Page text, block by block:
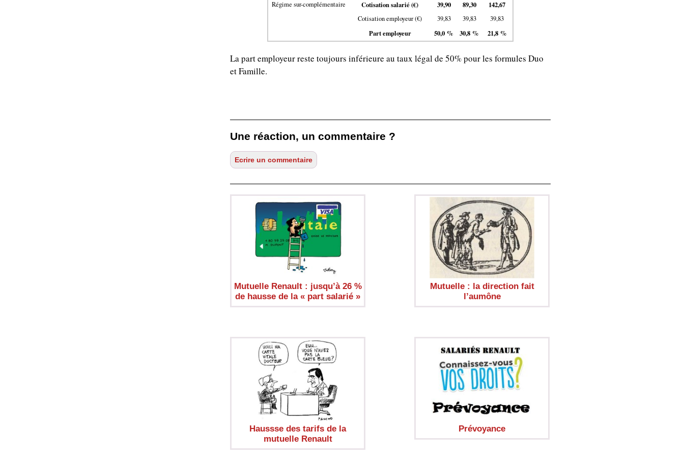
Régime sur-complémentaire Cotisation salarié (€) 39,90 89,30 142,67
Cotisation employeur (€) 39,83 39,83 39,83
Part employeur 50,0 % 30,8 % 21,8 %
La part employeur reste toujours inférieure au taux légal de 50% pour les formules Duo
et Famille.
Une réaction, un commentaire ?
Mutuelle Renault : jusqu’à 26 %
de hausse de la « part salarié »
Mutuelle : la direction fait
l’aumône
Haussse des tarifs de la
mutuelle Renault
Prévoyance